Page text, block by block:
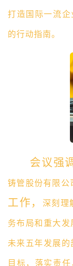
打造国际一流企
的行动指南。
会议强
铸管股份有限公
工作， 深刻理
务布局和重大
未来五年发展
目标，落实责